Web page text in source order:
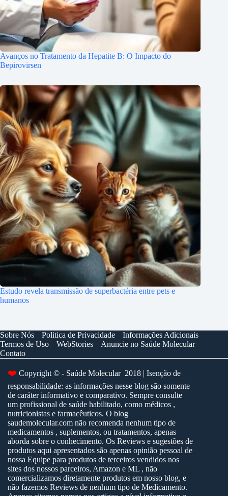
Avanços no Tratamento da Hepatite B: O Impacto do
Bepirovirsen
Estudo revela transmissão de superbactéria entre pets e
humanos
Sobre Nós Politica de Privacidade
Informações Adicionais
Termos de Uso
WebStories
Anuncie no Saúde Molecular
Contato
❤️ Copyright © - Saúde Molecular 2018 | Isenção de
responsabilidade: as informações nesse blog são somente
de caráter informativo e comparativo. Sempre consulte
um profissional de saúde habilitado, como médicos ,
nutricionistas e farmacêuticos. O blog
saudemolecular.com não recomenda nenhum tipo de
medicamentos , suplementos, ou tratamentos, apenas
aborda sobre o conhecimento. Os Reviews e sugestões de
produtos aqui apresentados são apenas opinião pessoal de
nossa Equipe para produtos de terceiros vendidos nos
sites dos nossos parceiros, Amazon e ML , não
comercializamos diretamente produtos em nosso blog, e
não fazemos Reviews de nenhum tipo de Medicamento.